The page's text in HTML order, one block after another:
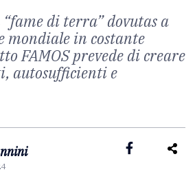
di terra” dovutas a
mondiale in costante
FAMOS prevede di creare
autosufficienti e